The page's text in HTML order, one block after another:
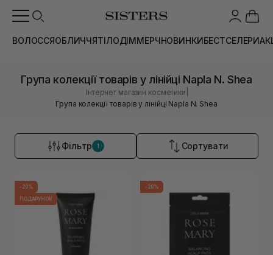
ВОЛОССЯОБЛИЧЧЯТІЛОДІММЕРЧНОВИНКИБЕСТСЕЛЕРИ
Група колекції товарів у лінійці Napla N. Shea
Інтернет магазин косметики
Група колекції товарів у лінійці Napla N. Shea
Фільтр 1 Сортувати
-20%
ПОДАРУНОК
-20%